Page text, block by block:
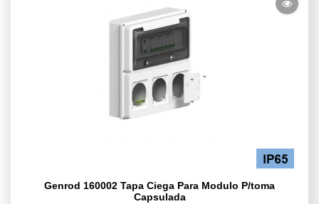
Genrod 160002 Tapa Ciega Para Modulo P/toma
Capsulada